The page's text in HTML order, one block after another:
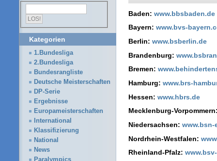
Baden: www.bbsbaden.de
Bayern: www.bvs-
Berlin: www.bsberlin.de
Brandenburg:
Bremen:
Hamburg: www.brs-
Hessen: www.hbrs.de
Mecklenburg-
Niedersachsen: www.bsn-
Nordrhein-Westfalen:
Rheinland-Pfalz:
Kategorien
1.Bundesliga
2.Bundesliga
Bundesrangliste
Deutsche Meisterschaften
DP-Serie
Ergebnisse
Europameisterschaften
International
Klassifizierung
National
News